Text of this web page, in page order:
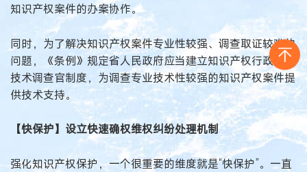
知识产权案件的办案协作。
同时，为了解决知识产权案件专业性较强、调查取证较难的
问题，《条例》规定省人民政府应当建立知识产权行政保护
技术调查官制度，为调查专业技术性较强的知识产权案件提
供技术支持。
【快保护】设立快速确权维权纠纷处理机制
强化知识产权保护，一个很重要的维度就是“快保护”。一直